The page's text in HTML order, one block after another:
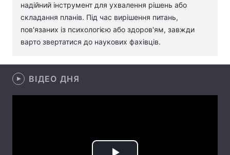
Архів Вакансії
Контакти
надійний інструмент для ухвалення рішень або
складання планів. Під час вирішення питань,
пов'язаних із психологією або здоров'ям, завжди
варто звертатися до наукових фахівців.
ВІДЕО ДНЯ